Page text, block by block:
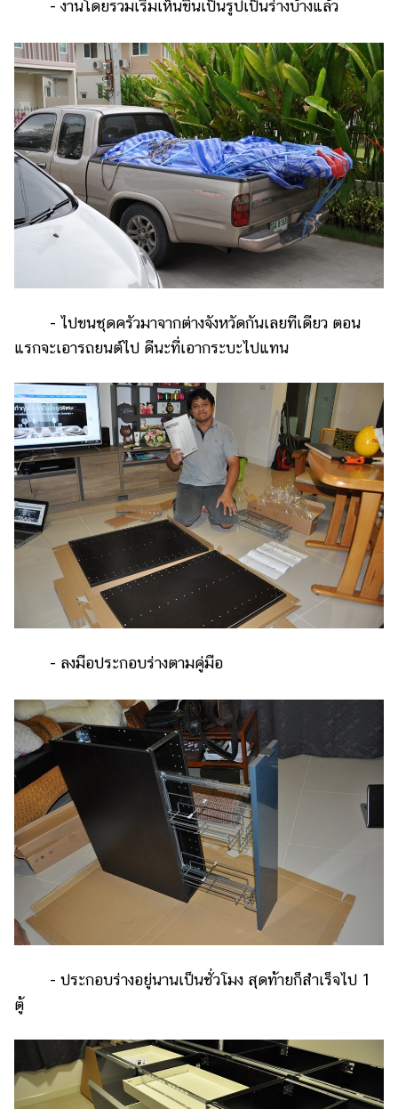
- งานโดยรวมเริ่มเห็นขึ้นเป็นรูปเป็นร่างบ้างแล้ว
- ไปขนชุดครัวมาจากต่างจังหวัดกันเลยทีเดียว ตอน
แรกจะเอารถยนต์ไป ดีนะที่เอากระบะไปแทน
- ลงมือประกอบร่างตามคู่มือ
- ประกอบร่างอยู่นานเป็นชั่วโมง สุดท้ายก็สำเร็จไป 1
ตู้